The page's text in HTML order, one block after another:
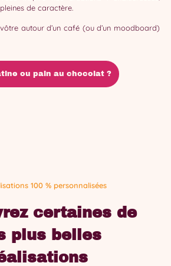
de caractère.
autour d’un café (ou d’un moodboard)
ou pain au chocolat ?
100 % personnalisées
certaines de
plus belles